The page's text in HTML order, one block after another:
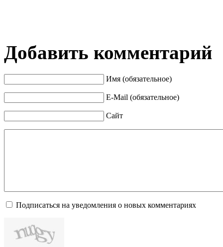
Добавить комментарий
Имя (обязательное)
E-Mail (обязательное)
Сайт
Подписаться на уведомления о новых комментариях